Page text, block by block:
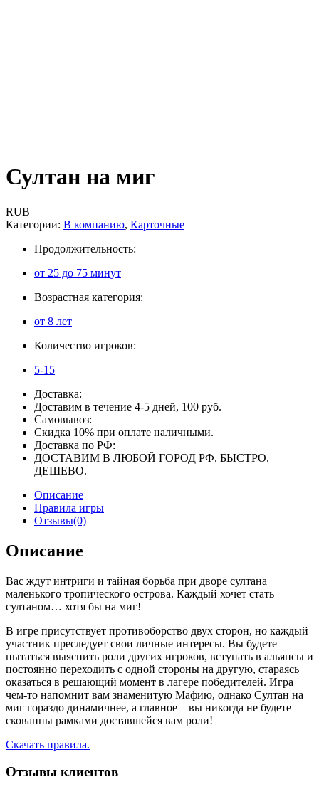
Султан на миг
RUB
Категории: В компанию, Карточные
Продолжительность:
от 25 до 75 минут
Возрастная категория:
от 8 лет
Количество игроков:
5-15
Доставка:
Доставим в течение 4-5 дней, 100 руб.
Самовывоз:
Скидка 10% при оплате наличными.
Доставка по РФ:
ДОСТАВИМ В ЛЮБОЙ ГОРОД РФ. БЫСТРО.
ДЕШЕВО.
Описание
Правила игры
Отзывы(0)
Описание
Вас ждут интриги и тайная борьба при дворе султана
маленького тропического острова. Каждый хочет стать
султаном… хотя бы на миг!
В игре присутствует противоборство двух сторон, но каждый
участник преследует свои личные интересы. Вы будете
пытаться выяснить роли других игроков, вступать в альянсы и
постоянно переходить с одной стороны на другую, стараясь
оказаться в решающий момент в лагере победителей. Игра
чем-то напомнит вам знаменитую Мафию, однако Султан на
миг гораздо динамичнее, а главное – вы никогда не будете
скованны рамками доставшейся вам роли!
Скачать правила.
Отзывы клиентов